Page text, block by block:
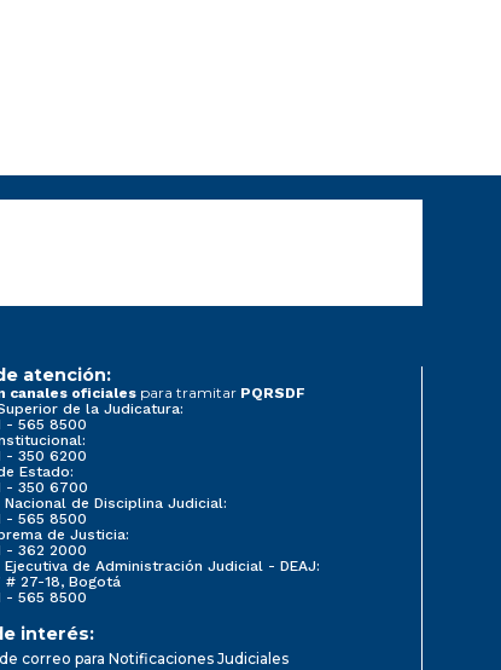
atención:
canales oficiales para tramitar PQRSDF
de la Judicatura:
- 565 8500
- 350 6200
Estado:
- 350 6700
Nacional de Disciplina Judicial:
- 565 8500
de Justicia:
- 362 2000
Ejecutiva de Administración Judicial - DEAJ:
# 27-18, Bogotá
- 565 8500
interés:
correo para Notificaciones Judiciales